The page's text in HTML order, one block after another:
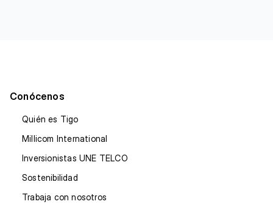
Conócenos
Quién es Tigo
Millicom International
Inversionistas UNE TELCO
Sostenibilidad
Trabaja con nosotros